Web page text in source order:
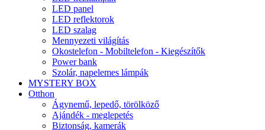
LED panel
LED reflektorok
LED szalag
Mennyezeti világítás
Okostelefon - Mobiltelefon - Kiegészítők
Power bank
Szolár, napelemes lámpák
MYSTERY BOX
Otthon
Ágynemű, lepedő, törölköző
Ajándék - meglepetés
Biztonság, kamerák